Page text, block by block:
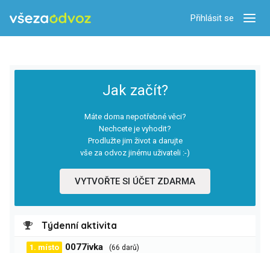
Přihlásit se
Jak začít?
Máte doma nepotřebné věci?
Nechcete je vyhodit?
Prodlužte jim život a darujte
vše za odvoz jinému uživateli :-)
VYTVOŘTE SI ÚČET ZDARMA
Týdenní aktivita
1. místo 0077ivka (66 darů)